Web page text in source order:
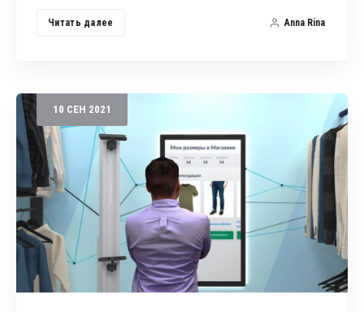
Читать далее Anna Rina
10 СЕН 2021